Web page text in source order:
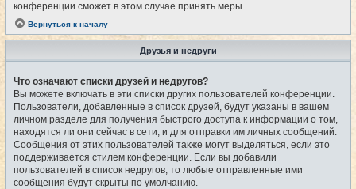
конференции сможет в этом случае принять меры.
Вернуться к началу
Друзья и недруги
Что означают списки друзей и недругов?
Вы можете включать в эти списки других пользователей конференции.
Пользователи, добавленные в список друзей, будут указаны в вашем
личном разделе для получения быстрого доступа к информации о том,
находятся ли они сейчас в сети, и для отправки им личных сообщений.
Сообщения от этих пользователей также могут выделяться, если это
поддерживается стилем конференции. Если вы добавили
пользователей в список недругов, то любые отправленные ими
сообщения будут скрыты по умолчанию.